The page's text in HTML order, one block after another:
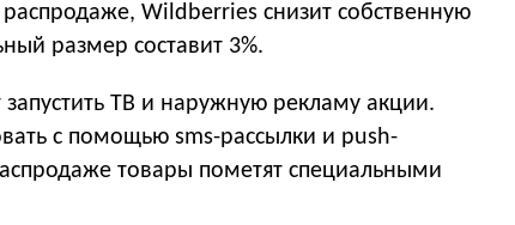
Wildberries снизит собственную
размер составит 3%.
ТВ и наружную рекламу акции.
с помощью sms-рассылки и push-
товары пометят специальными